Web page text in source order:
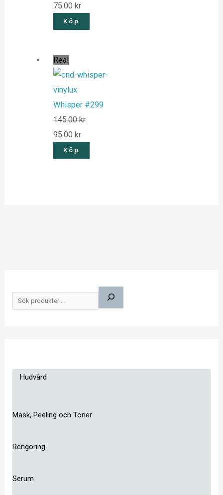
ö
k
Hudvård
Mask, Peeling och Toner
Rengöring
Serum
75.00 kr
Köp
Rea!
Whisper #299
145.00kr
95.00 kr
Köp